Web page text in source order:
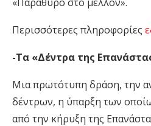
Περισσότερες πληροφορίες
-Τα «Δέντρα της
Μια πρωτότυπη δράση, την
δέντρων, η ύπαρξη των
από την κήρυξη της